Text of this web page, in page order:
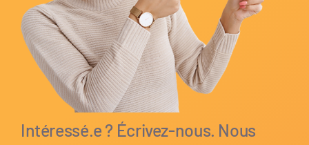
Intéressé.e ? Écrivez-nous. Nous